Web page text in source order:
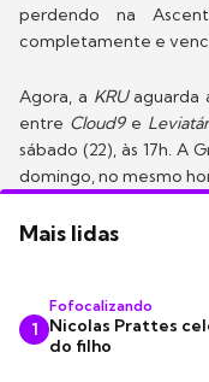
perdendo na
completamente e
Agora, a KRUaguarda
entre Cloud9 e
sábado (22), às 17h. A
domingo, no mesmo
Mais lidas
1
Fofocalizando
Nicolas Prattes
do filho